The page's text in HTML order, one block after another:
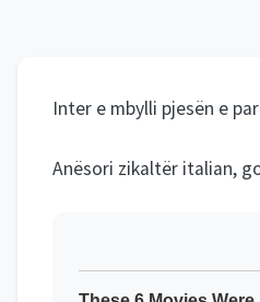
Inter e mbylli pjesën e
Anësori zikaltër italian,